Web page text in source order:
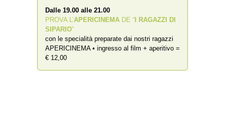
Dalle 19.00 alle 21.00
PROVA L’APERICINEMA DE “ I RAGAZZI DI
SIPARIO”
con le specialità preparate dai nostri ragazzi
APERICINEMA • ingresso al film + aperitivo =
€ 12,00